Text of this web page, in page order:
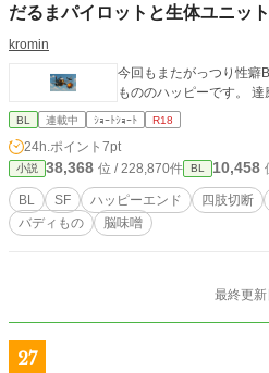
だるまパイロットと生体ユニット
kromin
今回もまたがっつり性癖
もののハッピーです。 達
BL 連載中 ｼｮｰﾄｼｮｰﾄ R18
24h.ポイント 7pt
小説 38,368 位 / 228,870件 BL 10,458
BL SF ハッピーエンド 四肢切断
バディもの
脳味噌
最終更
27